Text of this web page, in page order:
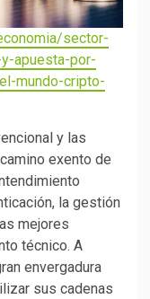
sector-
apuesta-por-
mundo-cripto-
y las
exento de
la gestión
mejores
técnico. A
envergadura
sus cadenas